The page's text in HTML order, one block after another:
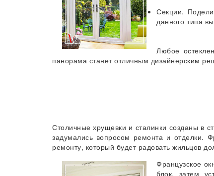
Секции.
данного типа
Любое
панорама станет отличным дизайнерским
Столичные хрущевки и сталинки созданы в
задумались вопросом ремонта и отделки.
ремонту, который будет радовать жильцов
Французское
блок, затем